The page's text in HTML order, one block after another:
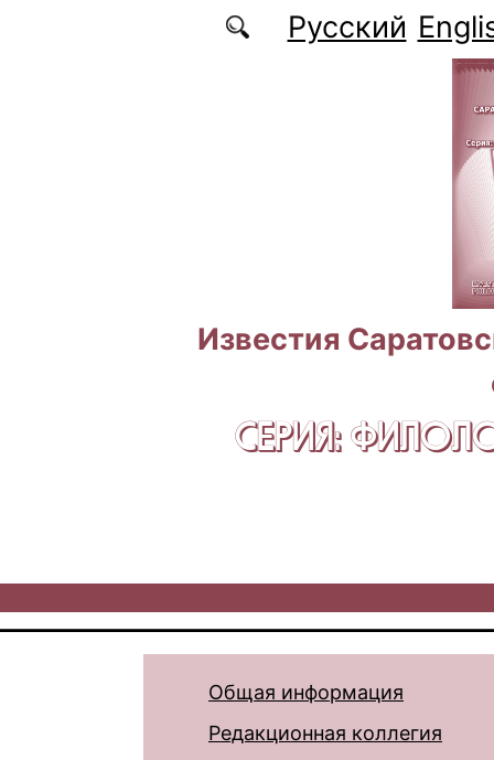
Перейти к основному содержаниюРусский
Известия
СЕРИЯ:
Общая информация
Редакционная коллегия